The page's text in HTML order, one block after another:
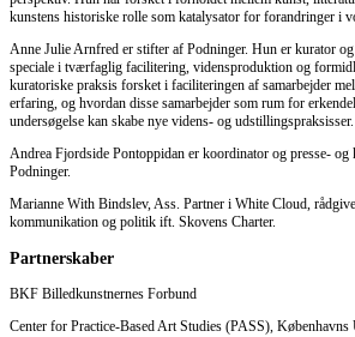
kunstens historiske rolle som katalysator for forandringer i
Anne Julie Arnfred er stifter af Podninger. Hun er kurator
speciale i tværfaglig facilitering, vidensproduktion og
kuratoriske praksis forsket i faciliteringen af samarbejder
erfaring, og hvordan disse samarbejder som rum for
undersøgelse kan skabe nye videns- og udstillingspraksisser.
Andrea Fjordside Pontoppidan er koordinator og presse-
Podninger.
Marianne With Bindslev, Ass. Partner i White Cloud,
kommunikation og politik ift. Skovens Charter.
Partnerskaber
BKF Billedkunstnernes Forbund
Center for Practice-Based Art Studies (PASS), Københavns